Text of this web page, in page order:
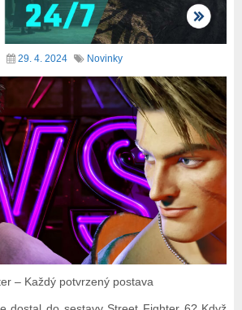
29. 4. 2024 Novinky
– Každý potvrzený postava